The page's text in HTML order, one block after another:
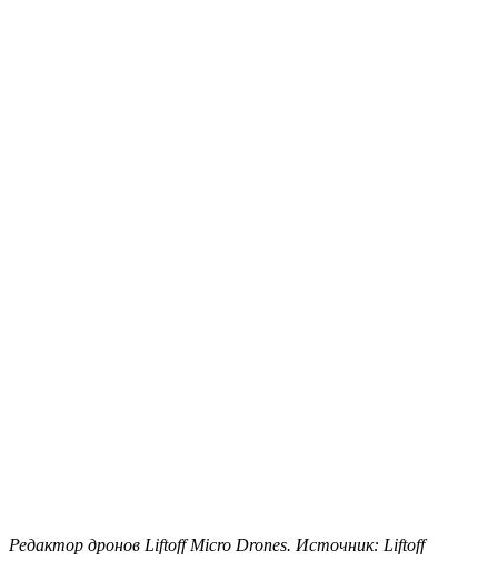
Редактор дронов Liftoff Micro Drones. Источник: Liftoff